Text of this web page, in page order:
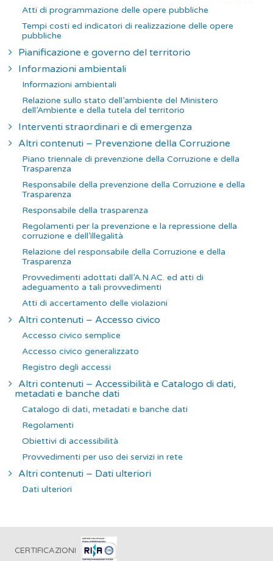
Atti di programmazione delle opere pubbliche
Tempi costi ed indicatori di realizzazione delle opere
pubbliche
Pianificazione e governo del territorio
Informazioni ambientali
Informazioni ambientali
Relazione sullo stato dell’ambiente del Ministero
dell’Ambiente e della tutela del territorio
Interventi straordinari e di emergenza
Altri contenuti – Prevenzione della Corruzione
Piano triennale di prevenzione della Corruzione e della
Trasparenza
Responsabile della prevenzione della Corruzione e della
Trasparenza
Responsabile della trasparenza
Regolamenti per la prevenzione e la repressione della
corruzione e dell’illegalità
Relazione del responsabile della Corruzione e della
Trasparenza
Provvedimenti adottati dall’A.N.AC. ed atti di
adeguamento a tali provvedimenti
Atti di accertamento delle violazioni
Altri contenuti – Accesso civico
Accesso civico semplice
Accesso civico generalizzato
Registro degli accessi
Altri contenuti – Accessibilità e Catalogo di dati,
metadati e banche dati
Catalogo di dati, metadati e banche dati
Regolamenti
Obiettivi di accessibilità
Provvedimenti per uso dei servizi in rete
Altri contenuti – Dati ulteriori
Dati ulteriori
CERTIFICAZIONI